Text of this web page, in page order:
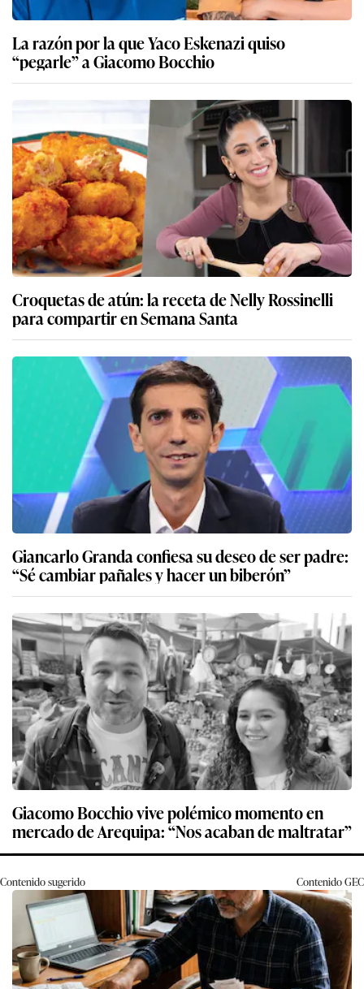
La razón por la que Yaco Eskenazi quiso
“pegarle” a Giacomo Bocchio
Croquetas de atún: la receta de Nelly Rossinelli
para compartir en Semana Santa
Giancarlo Granda confiesa su deseo de ser padre:
“Sé cambiar pañales y hacer un biberón”
Giacomo Bocchio vive polémico momento en
mercado de Arequipa: “Nos acaban de maltratar”
Contenido sugerido ContenidoGEC